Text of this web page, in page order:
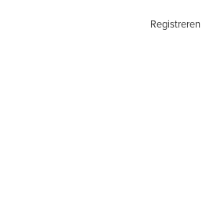
Registreren